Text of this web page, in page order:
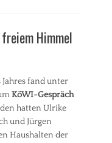
Himmel
fand unter
KöWI-Gespräch
hatten Ulrike
und Jürgen
Haushalten der